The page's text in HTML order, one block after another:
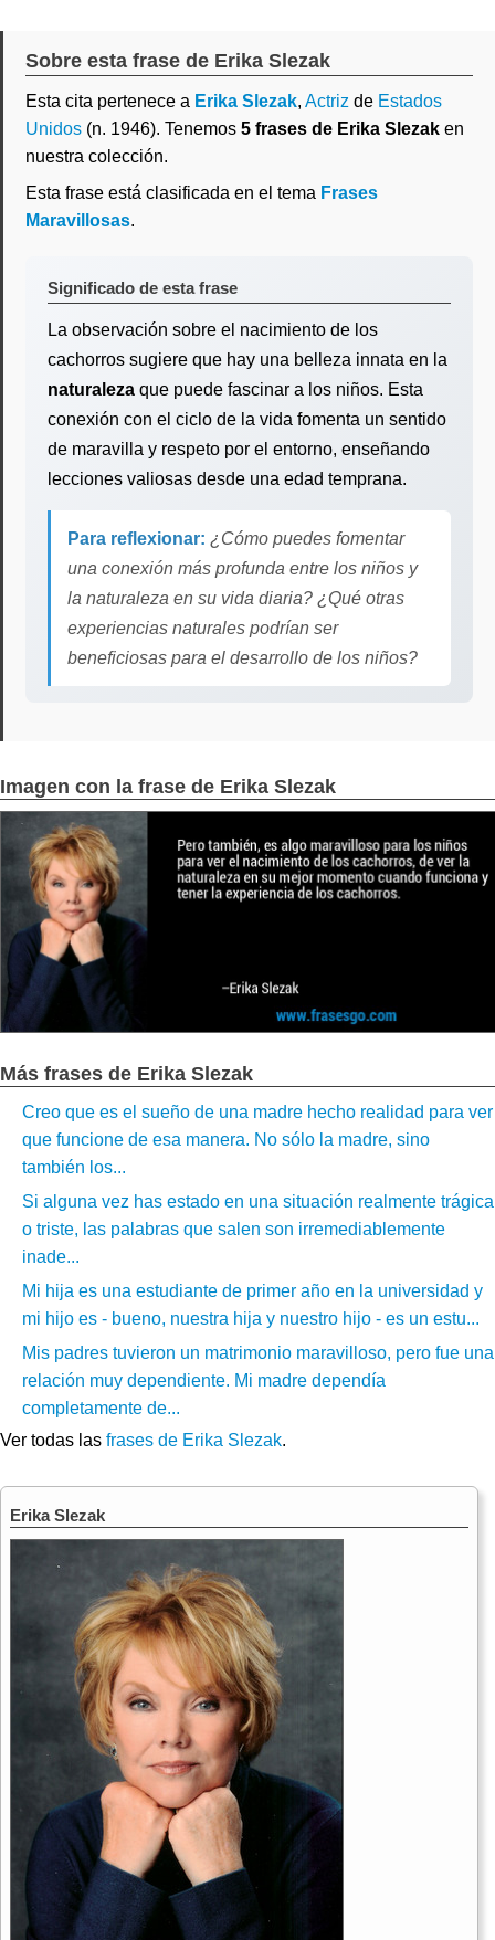
Sobre esta frase de Erika Slezak
Esta cita pertenece a Erika Slezak, Actriz de Estados
Unidos (n. 1946). Tenemos 5 frases de Erika Slezak en
nuestra colección.
Esta frase está clasificada en el tema Frases
Maravillosas.
Significado de esta frase
La observación sobre el nacimiento de los
cachorros sugiere que hay una belleza innata en la
naturaleza que puede fascinar a los niños. Esta
conexión con el ciclo de la vida fomenta un sentido
de maravilla y respeto por el entorno, enseñando
lecciones valiosas desde una edad temprana.
Para reflexionar: ¿Cómo puedes fomentar
una conexión más profunda entre los niños y
la naturaleza en su vida diaria? ¿Qué otras
experiencias naturales podrían ser
beneficiosas para el desarrollo de los niños?
Imagen con la frase de Erika Slezak
Más frases de Erika Slezak
Creo que es el sueño de una madre hecho realidad para ver
que funcione de esa manera. No sólo la madre, sino
también los...
Si alguna vez has estado en una situación realmente trágica
o triste, las palabras que salen son irremediablemente
inade...
Mi hija es una estudiante de primer año en la universidad y
mi hijo es - bueno, nuestra hija y nuestro hijo - es un estu...
Mis padres tuvieron un matrimonio maravilloso, pero fue una
relación muy dependiente. Mi madre dependía
completamente de...
Ver todas las frases de Erika Slezak.
Erika Slezak